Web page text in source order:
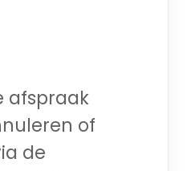
afspraak
of
de